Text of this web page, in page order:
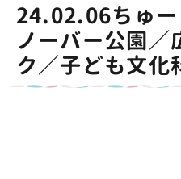
24.02.06ちゅ
ノーバー公園／
ク／子ども文化